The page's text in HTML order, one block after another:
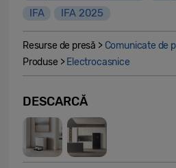
IFA
IFA 2025
Resurse de presă > Comunicate de
Produse > Electrocasnice
DESCARCĂ